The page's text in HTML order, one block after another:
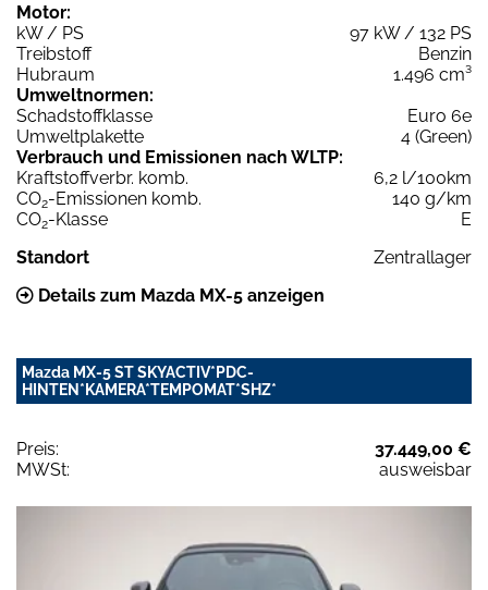
Motor:
kW / PS
97 kW / 132 PS
Treibstoff
Benzin
Hubraum
1.496 cm³
Umweltnormen:
Schadstoffklasse
Euro 6e
Umweltplakette
4 (Green)
Verbrauch und Emissionen nach WLTP:
Kraftstoffverbr. komb.
6,2 l/100km
CO2-Emissionen komb.
140 g/km
CO2-Klasse
E
Standort
Zentrallager
Details zum Mazda MX-5 anzeigen
Mazda MX-5 ST SKYACTIV*PDC-
HINTEN*KAMERA*TEMPOMAT*SHZ*
Preis:
37.449,00 €
MWSt:
ausweisbar